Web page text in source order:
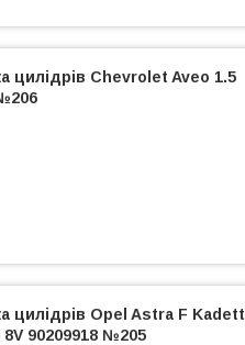
цилідрів Chevrolet Aveo 1.5
цилідрів Opel Astra F Kadett
8V 90209918 №205